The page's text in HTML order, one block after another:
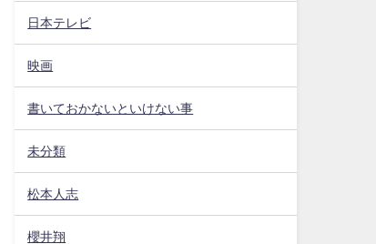
日本テレビ
映画
書いておかないといけない事
未分類
松本人志
櫻井翔